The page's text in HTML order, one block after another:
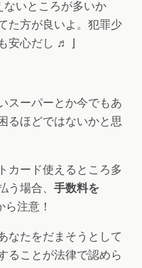
ないところが多いか
た方が良いよ。犯罪少
安心だし ♬ ⌋
スーパーとか今でもあ
るほどではないかと思
カード使えるところ多
う場合、 手数料を
注意！
なたをだまそうとして
ることが法律で認めら